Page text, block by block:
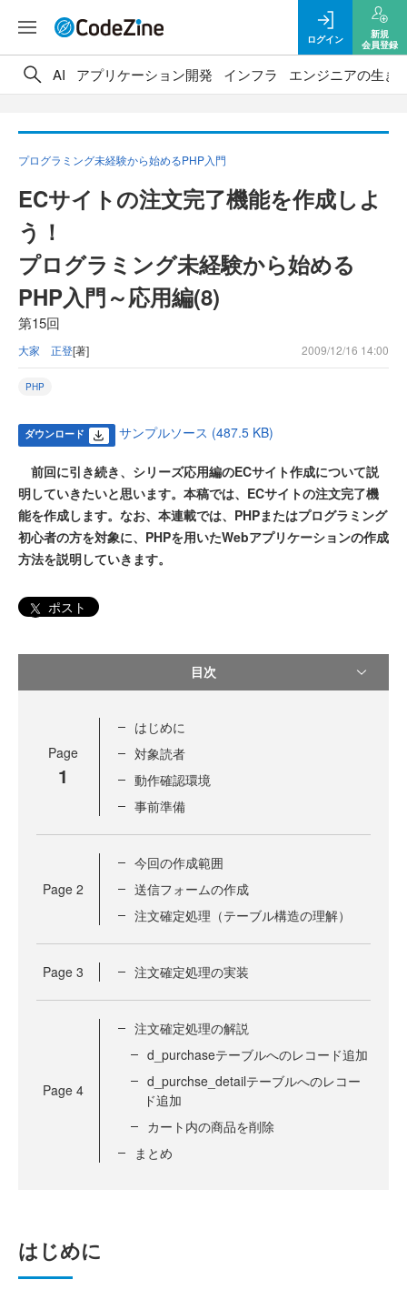
ログイン
新規
会員登録
AI アプリケーション開発 インフラ エンジニアの生き
プログラミング未経験から始めるPHP入門
ECサイトの注文完了機能を作成しよ
う！
プログラミング未経験から始める
PHP入門～応用編(8)
第15回
大家 正登[著] 2009/12/16 14:00
PHP
ダウンロード サンプルソース (487.5 KB)
前回に引き続き、シリーズ応用編のECサイト作成について説
明していきたいと思います。本稿では、ECサイトの注文完了機
能を作成します。なお、本連載では、PHPまたはプログラミング
初心者の方を対象に、PHPを用いたWebアプリケーションの作成
方法を説明していきます。
ポスト
目次
Page
1
はじめに
対象読者
動作確認環境
事前準備
Page 2
今回の作成範囲
送信フォームの作成
注文確定処理（テーブル構造の理解）
Page 3 注文確定処理の実装
Page 4
注文確定処理の解説
d_purchaseテーブルへのレコード追加
d_purchse_detailテーブルへのレコー
ド追加
カート内の商品を削除
まとめ
はじめに